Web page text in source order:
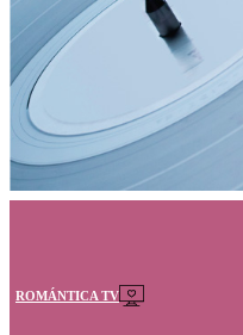
ROMÁNTICA TV